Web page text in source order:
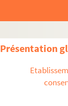
Présentation
H-BIOP-9-
H-BIOP-9-
H-BIOP-